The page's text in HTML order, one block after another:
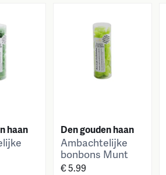
haan Den gouden haan
Ambachtelijke
bonbons Munt
€ 5.99